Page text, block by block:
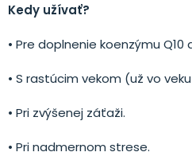
Kedy užívať?
• Pre doplnenie koenzýmu
• S rastúcim vekom (už vo
• Pri zvýšenej záťaži.
• Pri nadmernom strese.